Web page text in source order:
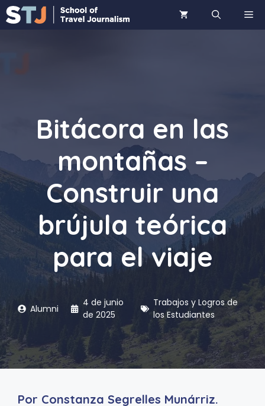
Saltar
al
Bitácora en las
montañas –
Construir una
brújula teórica
para el viaje
Alumni
4 de junio
de 2025
Trabajos y Logros de
los Estudiantes
Por Constanza Segrelles Munárriz.